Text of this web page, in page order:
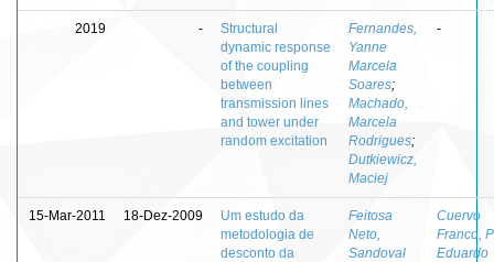
2019 -
Structural
dynamic response
of the coupling
between
transmission lines
and tower under
random excitation
Fernandes,
Yanne
Marcela
Soares;
Machado,
Marcela
Rodrigues;
Dutkiewicz,
Maciej
-
15-Mar-2011 18-Dez-2009
Um estudo da
metodologia de
desconto da
Feitosa
Neto,
Sandoval
Cuervo
Franco,
Eduardo